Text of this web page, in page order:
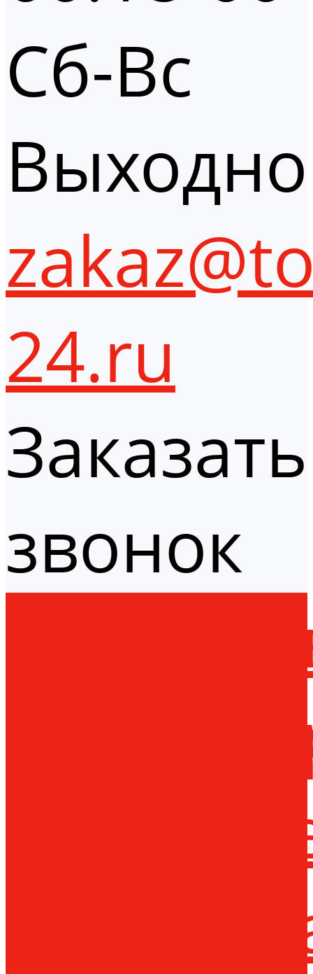
Сб-Вс
24.ru
Заказать
звонок